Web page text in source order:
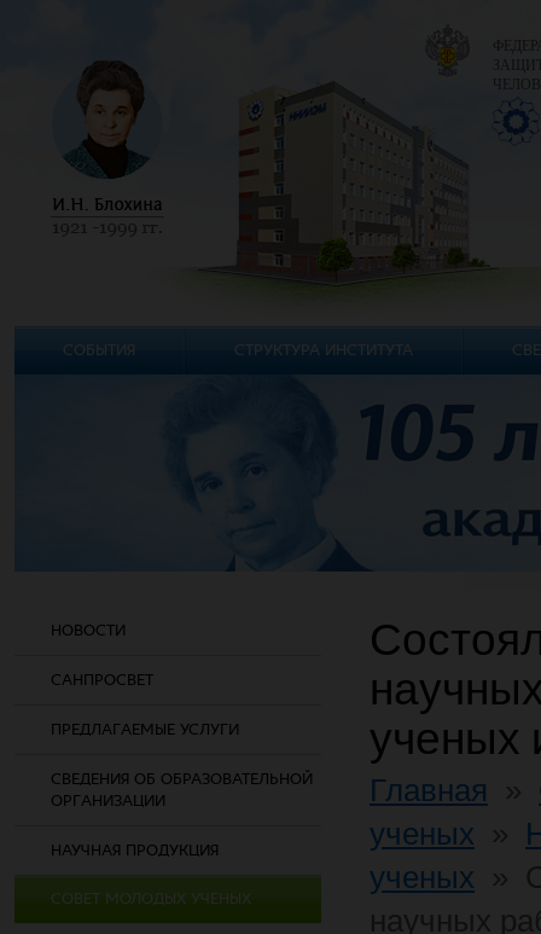
НОВОСТИ
САНПРОСВЕТ
ПРЕДЛАГАЕМЫЕ УСЛУГИ
СВЕДЕНИЯ ОБ ОБРАЗОВАТЕЛЬНОЙ
ОРГАНИЗАЦИИ
НАУЧНАЯ ПРОДУКЦИЯ
СОВЕТ МОЛОДЫХ УЧЕНЫХ
ученых
Главная
ученых
ученых
СОБЫТИЯ СТРУКТУРА ИНСТИТУТА